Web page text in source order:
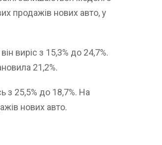
продажів нових авто, у
виріс з 15,3% до 24,7%.
21,2%.
з 25,5% до 18,7%. На
нових авто.